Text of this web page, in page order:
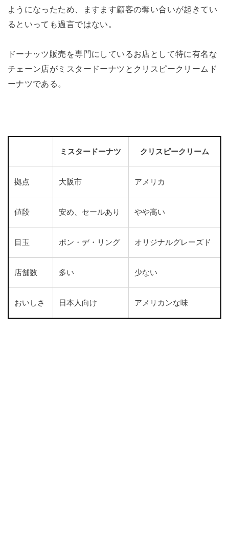
ようになったため、ますます顧客の奪い合いが起きてい
るといっても過言ではない。
ドーナッツ販売を専門にしているお店として特に有名な
チェーン店がミスタードーナツとクリスピークリームド
ーナツである。
ミスタードーナツ クリスピークリーム
拠点 大阪市 アメリカ
値段 安め、セールあり やや高い
目玉 ポン・デ・リング オリジナルグレーズド
店舗数 多い 少ない
おいしさ 日本人向け アメリカンな味